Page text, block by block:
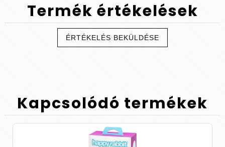
Termék értékelések
ÉRTÉKELÉS BEKÜLDÉSE
Kapcsolódó termékek